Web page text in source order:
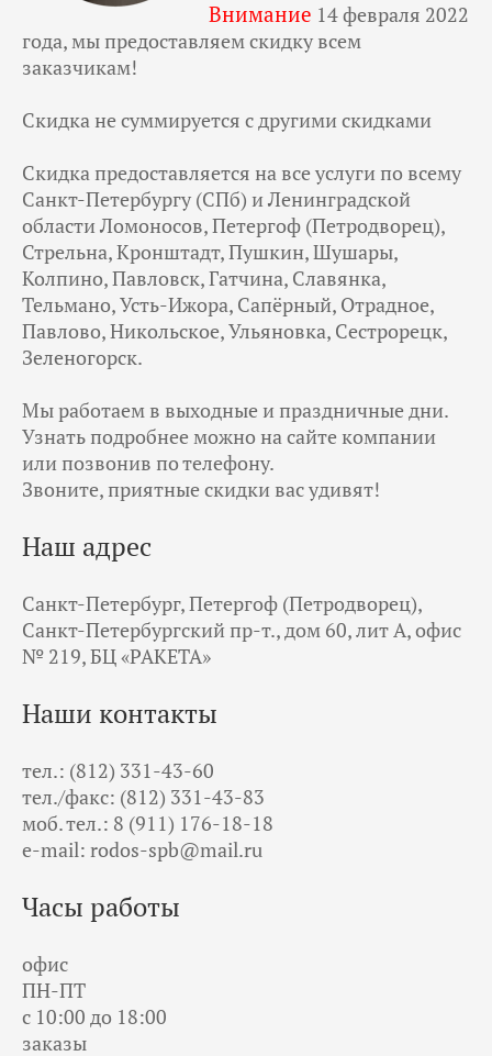
Внимание 14 февраля 2022
года, мы предоставляем скидку всем
заказчикам!
Скидка не суммируется с другими скидками
Скидка предоставляется на все услуги по всему
Санкт-Петербургу (СПб) и Ленинградской
области Ломоносов, Петергоф (Петродворец),
Стрельна, Кронштадт, Пушкин, Шушары,
Колпино, Павловск, Гатчина, Славянка,
Тельмано, Усть-Ижора, Сапёрный, Отрадное,
Павлово, Никольское, Ульяновка, Сестрорецк,
Зеленогорск.
Мы работаем в выходные и праздничные дни.
Узнать подробнее можно на сайте компании
или позвонив по телефону.
Звоните, приятные скидки вас удивят!
Наш адрес
Санкт-Петербург, Петергоф (Петродворец),
Санкт-Петербургский пр-т., дом 60, лит А, офис
№ 219, БЦ «РАКЕТА»
Наши контакты
тел.: (812) 331-43-60
тел./факс: (812) 331-43-83
моб. тел.: 8 (911) 176-18-18
e-mail: rodos-spb@mail.ru
Часы работы
офис
ПН-ПТ
с 10:00 до 18:00
заказы